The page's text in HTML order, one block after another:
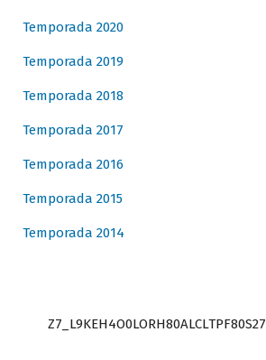
Temporada 2020
Temporada 2019
Temporada 2018
Temporada 2017
Temporada 2016
Temporada 2015
Temporada 2014
Z7_L9KEH4O0LORH80ALCLTPF80S27